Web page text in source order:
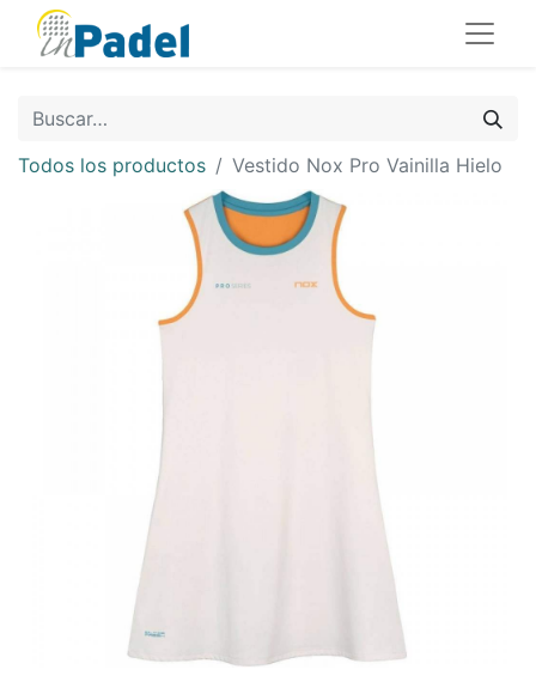
Todos los productos Vestido Nox Pro Vainilla Hielo